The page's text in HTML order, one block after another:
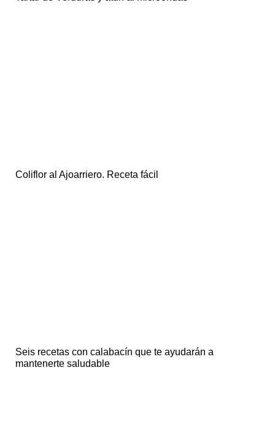
Coliflor al Ajoarriero. Receta fácil
Seis recetas con calabacín que te ayudarán a
mantenerte saludable